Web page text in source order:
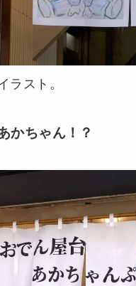
ラスト。
かちゃん！？